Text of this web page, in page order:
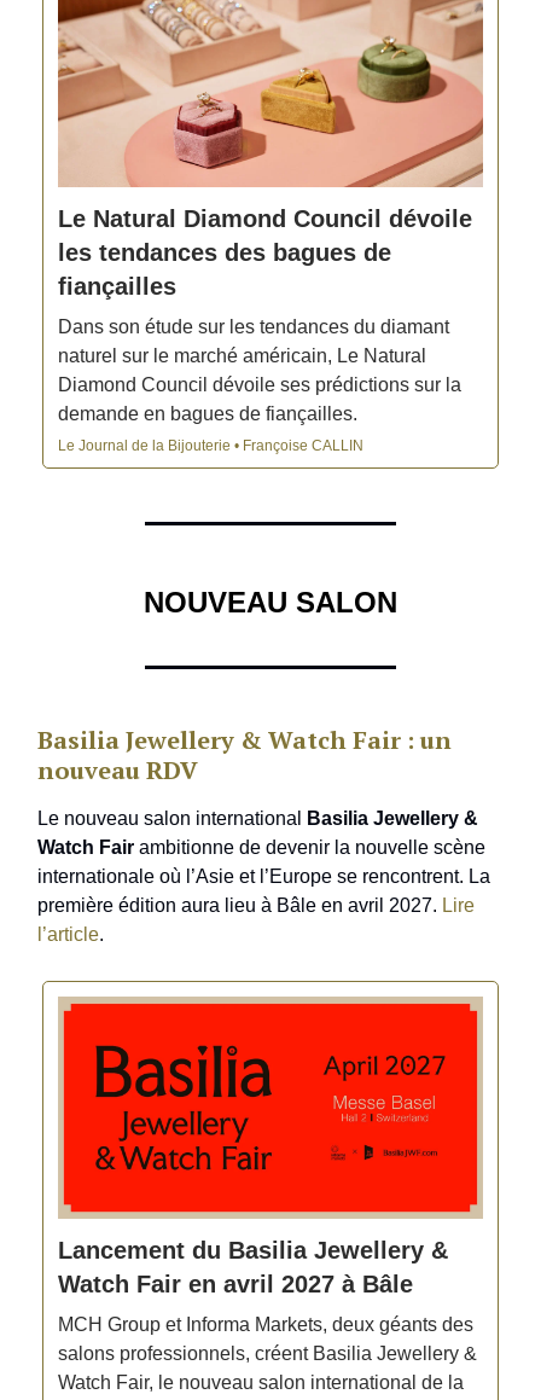
Le Natural Diamond Council dévoile
les tendances des bagues de
fiançailles
Dans son étude sur les tendances du diamant
naturel sur le marché américain, Le Natural
Diamond Council dévoile ses prédictions sur la
demande en bagues de fiançailles.
Le Journal de la Bijouterie • Françoise CALLIN
NOUVEAU SALON
Basilia Jewellery & Watch Fair : un
nouveau RDV
Le nouveau salon international
Basilia Jewellery &
Watch Fair ambitionne de devenir la nouvelle scène
internationale où l’Asie et l’Europe se rencontrent. La
première édition aura lieu à Bâle en avril 2027. Lire
l’article.
Lancement du Basilia Jewellery &
Watch Fair en avril 2027 à Bâle
MCH Group et Informa Markets, deux géants des
salons professionnels, créent Basilia Jewellery &
Watch Fair, le nouveau salon international de la